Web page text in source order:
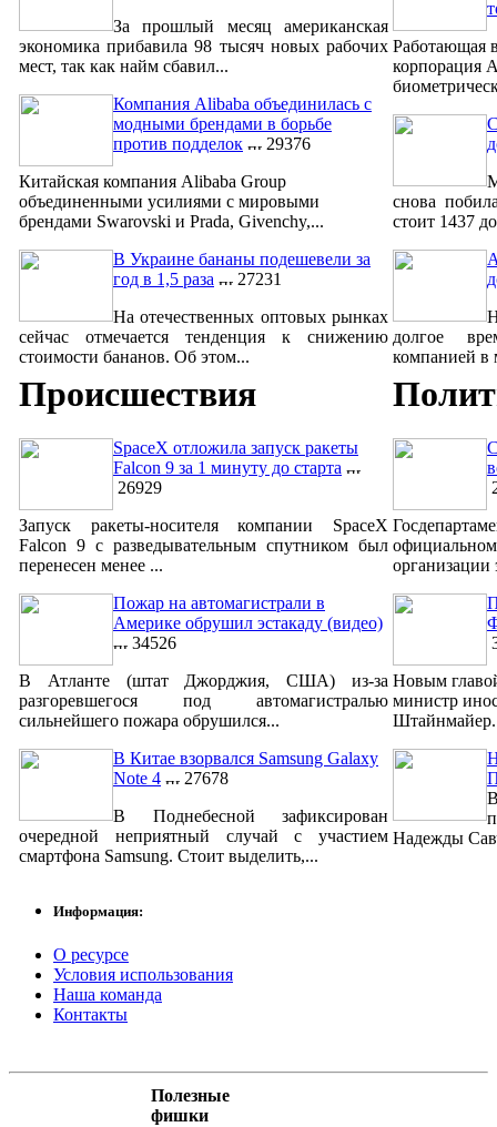
За прошлый месяц американская
экономика прибавила 98 тысяч новых рабочих
мест, так как найм сбавил...
Компания Alibaba объединилась с
модными брендами в борьбе
против подделок
29376
Китайская компания Alibaba Group
объединенными усилиями с мировыми
брендами Swarovski и Prada, Givenchy,...
В Украине бананы подешевели за
год в 1,5 раза
27231
На отечественных оптовых рынках
сейчас отмечается тенденция к снижению
стоимости бананов. Об этом...
Работающая
корпорация
снова
стоит 1437
долгое
компанией в
Происшествия
SpaceX отложила запуск ракеты
Falcon 9 за 1 минуту до старта
26929
Запуск ракеты-носителя компании SpaceX
Falcon 9 с разведывательным спутником был
перенесен менее ...
Пожар на автомагистрали в
Америке обрушил эстакаду (видео)
34526
В Атланте (штат Джорджия, США) из-за
разгоревшегося под автомагистралью
сильнейшего пожара обрушился...
В Китае взорвался Samsung Galaxy
Note 4
27678
В Поднебесной зафиксирован
очередной неприятный случай с участием
смартфона Samsung. Стоит выделить,...
организации
Новым
министр
Надежды
Информация:
О ресурсе
Условия использования
Наша команда
Контакты
Полезные
фишки